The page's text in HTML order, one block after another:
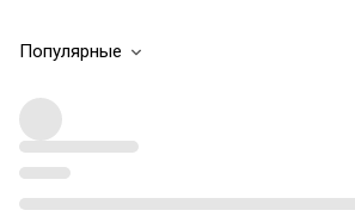
Популярные